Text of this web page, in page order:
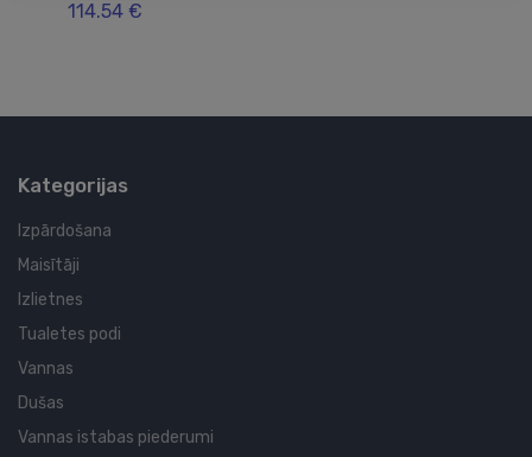
114.54 €
Kategorijas
Izpārdošana
Maisītāji
Izlietnes
Tualetes podi
Vannas
Dušas
Vannas istabas piederumi